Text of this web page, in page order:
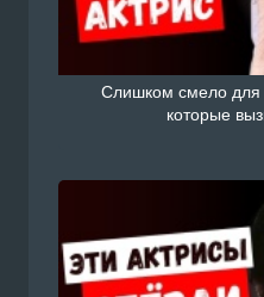
Слишком смело для
которые